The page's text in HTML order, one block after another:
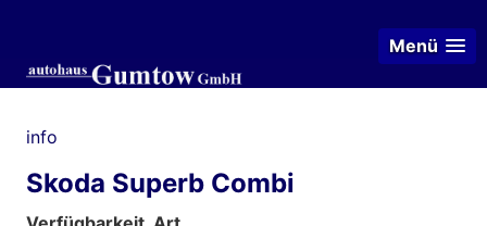
Menü
info
Skoda Superb Combi